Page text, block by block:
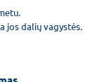
jos dalių vagystės.